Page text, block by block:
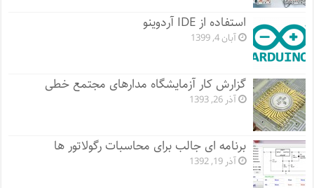
استفاده از IDE آردوینو
آبان 4, 1399
گزارش کار آزمایشگاه مدارهای مجتمع خطی
آذر 26, 1393
برنامه ای جالب برای محاسبات رگولاتور ها
آذر 19, 1392